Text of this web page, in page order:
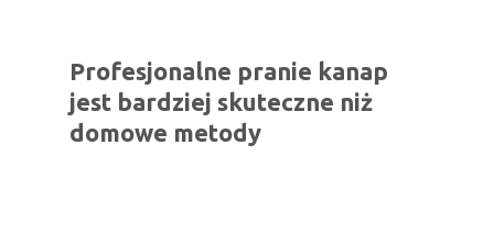
Profesjonalne pranie kanap
jest bardziej skuteczne niż
domowe metody